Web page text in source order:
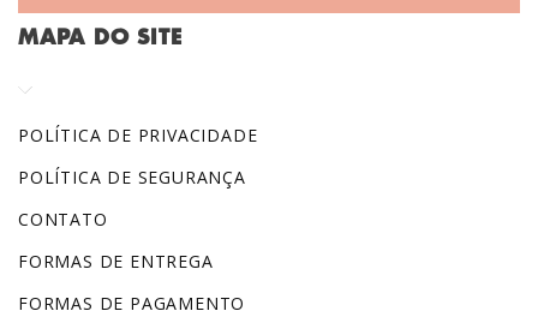
MAPA DO SITE
POLÍTICA DE PRIVACIDADE
POLÍTICA DE SEGURANÇA
CONTATO
FORMAS DE ENTREGA
FORMAS DE PAGAMENTO